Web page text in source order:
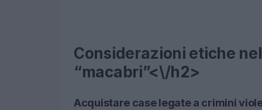
Considerazioni etiche
“macabri”<\/h2>
Acquistare case legate a crimini